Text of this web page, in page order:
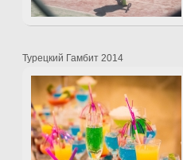
Турецкий Гамбит 2014